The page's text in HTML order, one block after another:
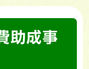
助成事